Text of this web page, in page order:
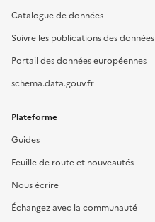
Catalogue de données
Suivre les publications des données
Portail des données européennes
schema.data.gouv.fr
Plateforme
Guides
Feuille de route et nouveautés
Nous écrire
Échangez avec la communauté